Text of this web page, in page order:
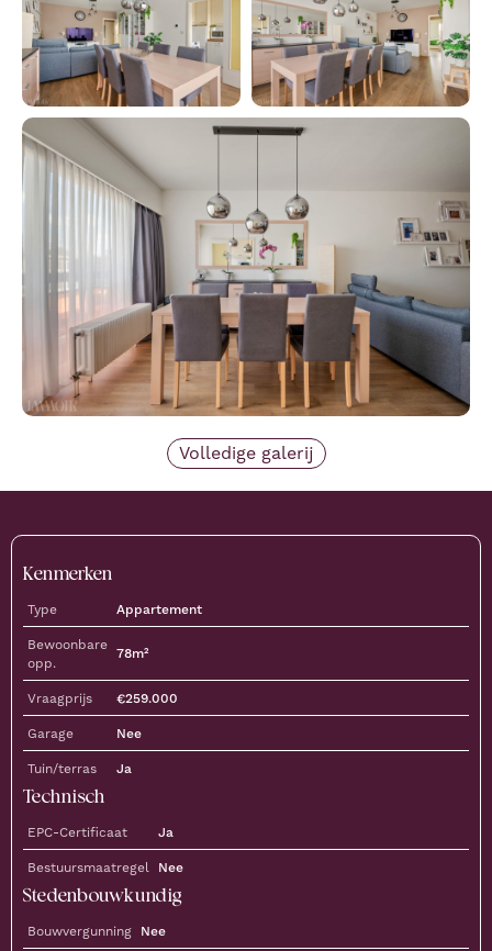
Volledige galerij
Kenmerken
Type Appartement
Bewoonbare
opp.
78m²
Vraagprijs €259.000
Garage Nee
Tuin/terras Ja
Technisch
EPC-Certificaat Ja
Bestuursmaatregel Nee
Stedenbouwkundig
Bouwvergunning Nee